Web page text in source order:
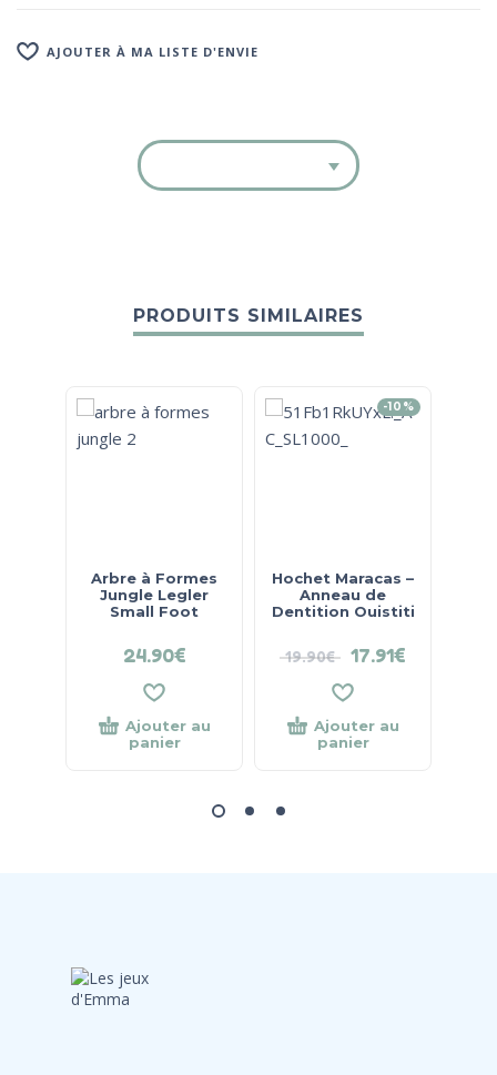
AJOUTER À MA LISTE D'ENVIE
PRODUITS SIMILAIRES
Arbre à Formes
Jungle Legler
Small Foot
24.90€
Ajouter au
panier
-10%
Hochet Maracas –
Anneau de
Dentition Ouistiti
19.90€ 17.91€
Ajouter au
panier